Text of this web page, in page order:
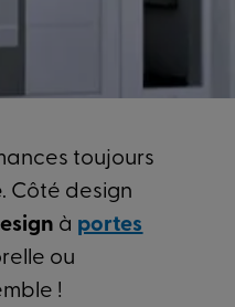
toujours
. Côté design
à portes
ou
!